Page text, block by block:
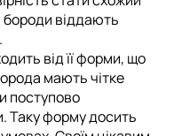
бороди віддають
від її форми, що
мають чітке
поступово
Таку форму досить